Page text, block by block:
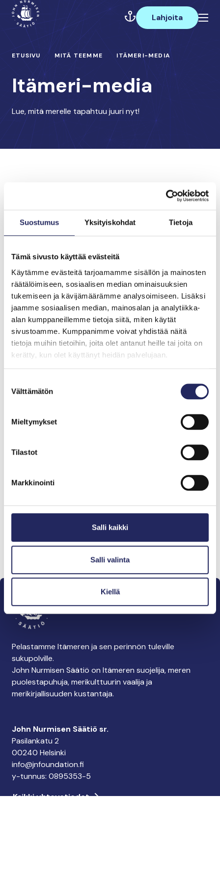
Suostumus Yksityiskohdat Tietoja
Tämä sivusto käyttää evästeitä
Käytämme evästeitä tarjoamamme sisällön ja mainosten
räätälöimiseen, sosiaalisen median ominaisuuksien
tukemiseen ja kävijämäärämme analysoimiseen. Lisäksi
jaamme sosiaalisen median, mainosalan ja analytiikka-
alan kumppaneillemme tietoja siitä, miten käytät
sivustoamme. Kumppanimme voivat yhdistää näitä
tietoja muihin tietoihin, joita olet antanut heille tai joita on
kerätty, kun olet käyttänyt heidän palvelujaan.
valinta
Välttämätön
Mieltymykset
Tilastot
Markkinointi
Salli kaikki
Salli valinta
Kiellä
Hyppää
sisältöön
Päävalikko
Lahjoita
ETUSIVU MITÄ TEEMME ITÄMERI-MEDIA
Itämeri-media
Lue, mitä merelle tapahtuu juuri nyt!
Pelastamme Itämeren ja sen perinnön tuleville
sukupolville.
John Nurmisen Säätiö on Itämeren suojelija, meren
puolestapuhuja, merikulttuurin vaalija ja
merikirjallisuuden kustantaja.
John Nurmisen Säätiö sr.
Pasilankatu 2
00240 Helsinki
info@jnfoundation.fi
y-tunnus: 0895353-5
Kaikki yhteystiedot